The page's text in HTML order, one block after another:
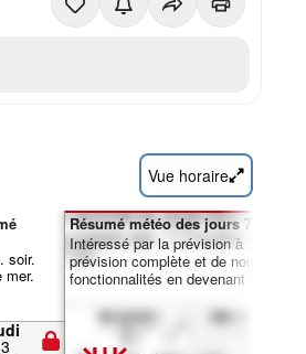
Vue horaire
soir.
mer.
Résumé météo des jours 7-16 :
Intéressé par la prévision à 16 jours
prévision complète et de
fonctionnalités en devenant membre